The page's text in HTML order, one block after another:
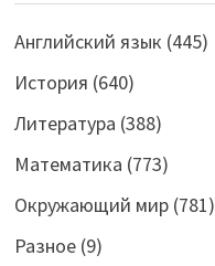
Английский язык (445)
История (640)
Литература (388)
Математика (773)
Окружающий мир(781)
Разное(9)